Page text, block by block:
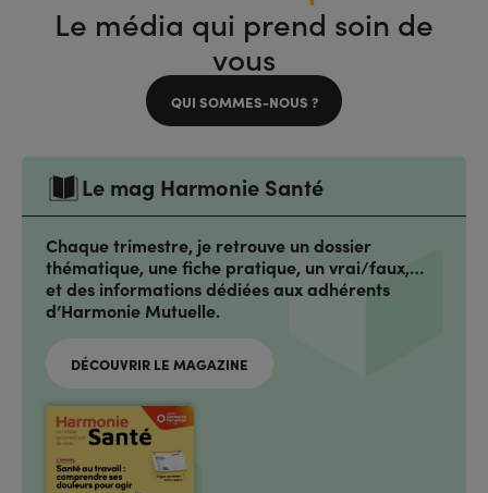
Le média qui prend soin de
vous
QUI SOMMES-NOUS ?
Le mag Harmonie Santé
Chaque trimestre, je retrouve un dossier
thématique, une fiche pratique, un vrai/faux,…
et des informations dédiées aux adhérents
d’Harmonie Mutuelle.
DÉCOUVRIR LE MAGAZINE